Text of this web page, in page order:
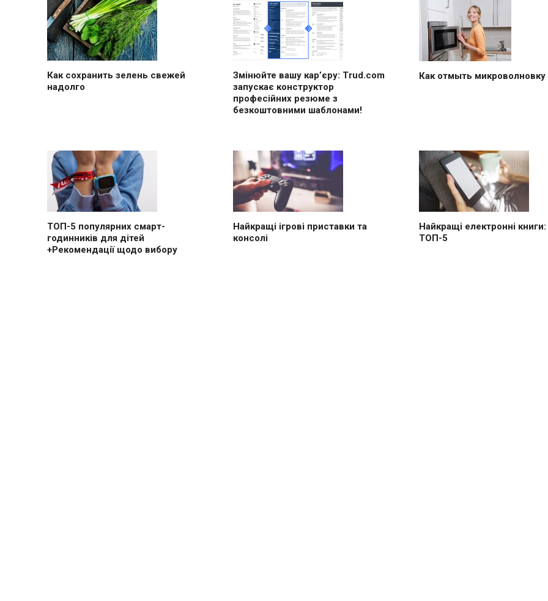
Как сохранить зелень свежей
надолго
Змінюйте вашу кар’єру: Trud.com
запускає конструктор
професійних резюме з
безкоштовними шаблонами!
Как отмыть микроволновку
ТОП-5 популярних смарт-
годинників для дітей
+Рекомендації щодо вибору
Найкращі ігрові приставки та
консолі
Найкращі електронні книги:
ТОП-5